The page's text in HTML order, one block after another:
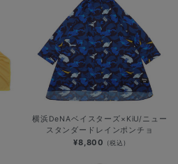
横浜DeNAベイスターズ×KiU/ニュー
スタンダードレインポンチョ
¥8,800 (税込)